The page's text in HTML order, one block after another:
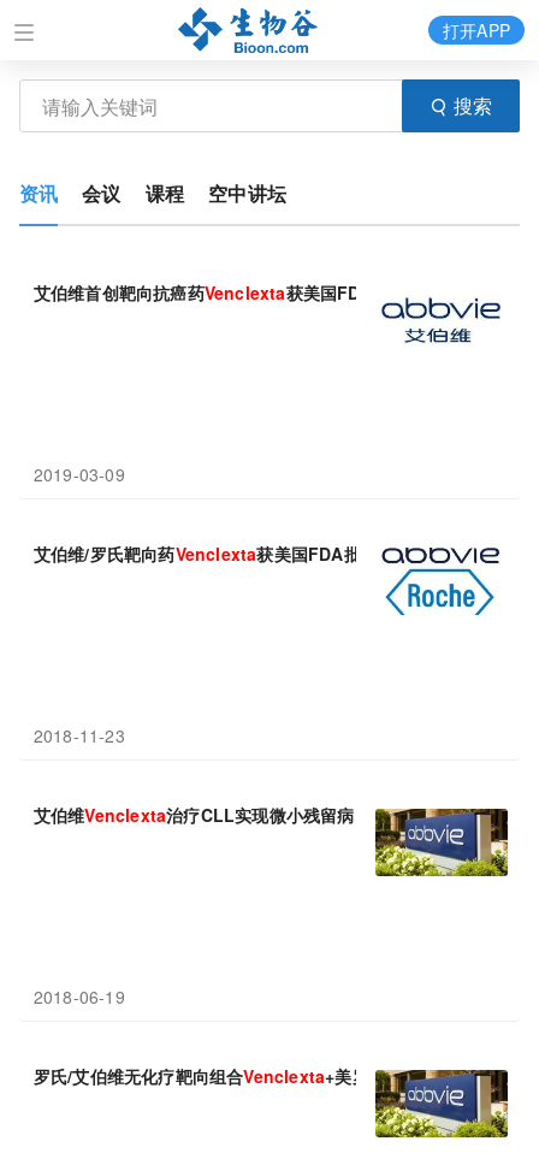
搜索
打开APP
资讯 会议 课程 空中讲坛
艾伯维首创靶向抗癌药Venclexta获美国FDA授予第5个突破性药
2019-03-09
艾伯维/罗氏靶向药Venclexta获美国FDA批准治疗急性髓性白血
2018-11-23
艾伯维Venclexta治疗CLL实现微小残留病阴性（MRD-）与改善
2018-06-19
罗氏/艾伯维无化疗靶向组合Venclexta+美罗华获美国FDA批准，